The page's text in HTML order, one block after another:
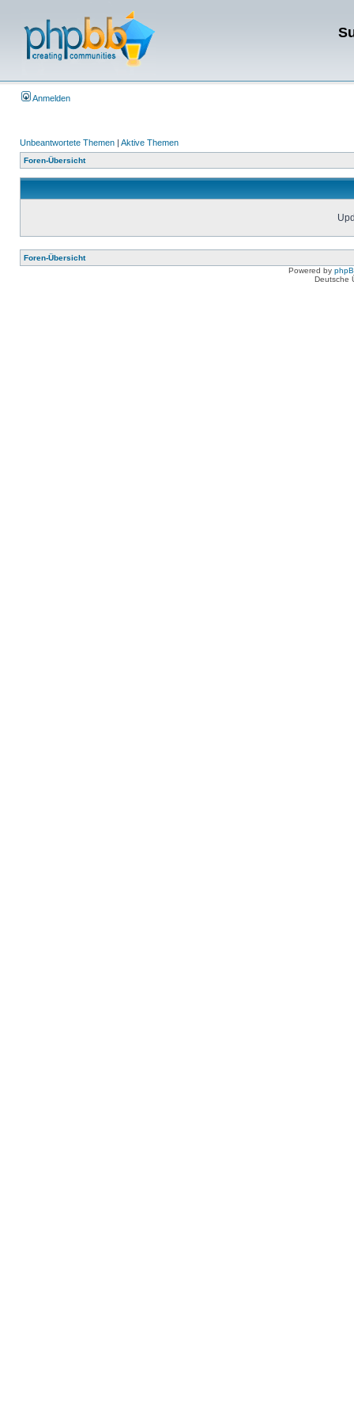
Anmelden
Unbeantwortete Themen | Aktive Themen
Foren-Übersicht
Foren-Übersicht
Powered by
Deutsche